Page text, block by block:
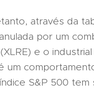
através da
por um
e o
um
S&P 500 tem